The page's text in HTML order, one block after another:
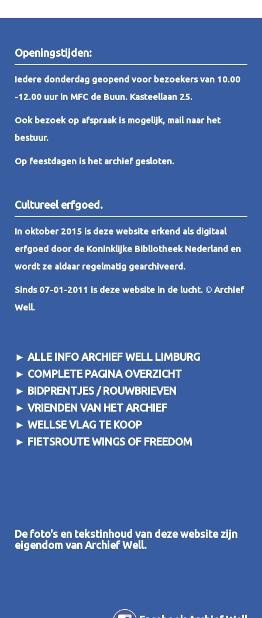
Openingstijden:
Iedere donderdag geopend voor bezoekers van 10.00
-12.00 uur in MFC de Buun. Kasteellaan 25.
Ook bezoek op afspraak is mogelijk, mail naar het
bestuur.
Op feestdagen is het archief gesloten.
Cultureel erfgoed.
In oktober 2015 is deze website erkend als digitaal
erfgoed door de Koninklijke Bibliotheek Nederland en
wordt ze aldaar regelmatig gearchiveerd.
Sinds 07-01-2011 is deze website in de lucht. © Archief
Well.
► ALLE INFO ARCHIEF WELL LIMBURG
► COMPLETE PAGINA OVERZICHT
► BIDPRENTJES / ROUWBRIEVEN
► VRIENDEN VAN HET ARCHIEF
► WELLSE VLAG TE KOOP
► FIETSROUTE WINGS OF FREEDOM
De foto's en tekstinhoud van deze website zijn
eigendom van Archief Well.